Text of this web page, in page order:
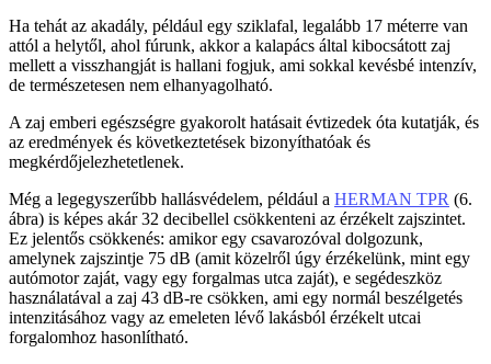
Ha tehát az akadály, például egy sziklafal, legalább 17 méterre van
attól a helytől, ahol fúrunk, akkor a kalapács által kibocsátott zaj
mellett a visszhangját is hallani fogjuk, ami sokkal kevésbé intenzív,
de természetesen nem elhanyagolható.
A zaj emberi egészségre gyakorolt hatásait évtizedek óta kutatják, és
az eredmények és következtetések bizonyíthatóak és
megkérdőjelezhetetlenek.
Még a legegyszerűbb hallásvédelem, például a HERMAN TPR (6.
ábra) is képes akár 32 decibellel csökkenteni az érzékelt zajszintet.
Ez jelentős csökkenés: amikor egy csavarozóval dolgozunk,
amelynek zajszintje 75 dB (amit közelről úgy érzékelünk, mint egy
autómotor zaját, vagy egy forgalmas utca zaját), e segédeszköz
használatával a zaj 43 dB-re csökken, ami egy normál beszélgetés
intenzitásához vagy az emeleten lévő lakásból érzékelt utcai
forgalomhoz hasonlítható.